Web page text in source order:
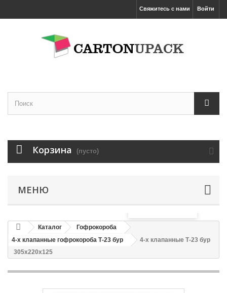
Войти
Свяжитесь с нами
Корзина (пусто)
МЕНЮ
Каталог
Гофрокороба
4-х клапанные гофрокороба Т-23 бур
4-х клапанные Т-23 бур
305х220х125